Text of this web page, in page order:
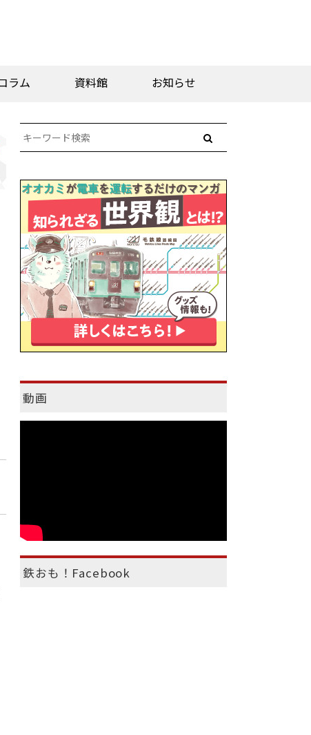
ラム 資料館 お知らせ
動画
鉄おも！Facebook